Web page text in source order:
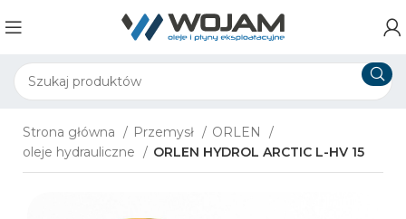
Strona główna Przemysł
ORLEN
oleje hydrauliczne
ORLEN ​HYDROL ARCTIC L-HV​ 15